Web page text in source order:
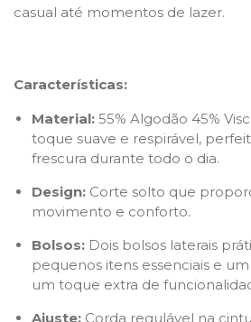
casual até momentos de lazer.
Características:
Material: 55% Algodão 45%
toque suave e respirável,
frescura durante todo o dia.
Design: Corte solto que
movimento e conforto.
Bolsos: Dois bolsos laterais
pequenos itens essenciais e
um toque extra de
Ajuste: Corda regulável na